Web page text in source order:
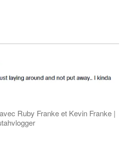
Ruby Franke et Kevin Franke |